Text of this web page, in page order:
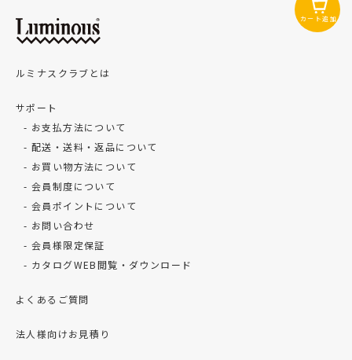
カート追加
ルミナスクラブとは
サポート
お支払方法について
配送・送料・返品について
お買い物方法について
会員制度について
会員ポイントについて
お問い合わせ
会員様限定保証
カタログWEB閲覧・ダウンロード
よくあるご質問
法人様向けお見積り